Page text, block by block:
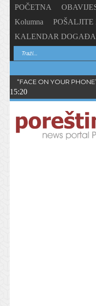
POČETNA
Kolumna
KALENDAR
“FACE ON YOUR
15:20